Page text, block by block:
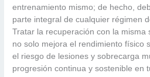
entrenamiento mismo; de hecho,
parte integral de cualquier régimen
Tratar la recuperación con la misma
no solo mejora el rendimiento físico
el riesgo de lesiones y sobrecarga
progresión continua y sostenible en